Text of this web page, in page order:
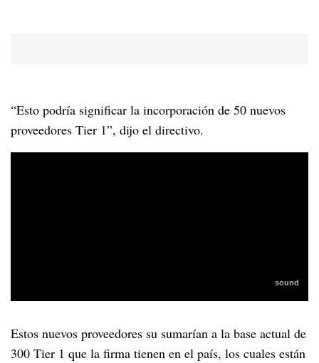
“Esto podría significar la incorporación de 50 nuevos
proveedores Tier 1”, dijo el directivo.
Estos nuevos proveedores su sumarían a la base actual de
300 Tier 1 que la firma tienen en el país, los cuales están